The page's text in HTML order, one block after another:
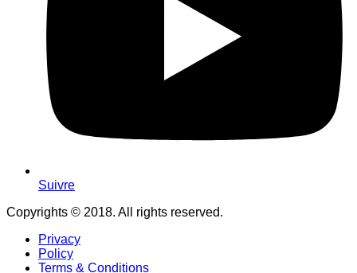
Suivre
Copyrights © 2018. All rights reserved.
Privacy
Policy
Terms & Conditions